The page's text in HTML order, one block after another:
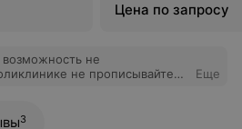
Цена по запросу
возможность не
не прописывайтесь
раз треплют все
за помощью никого
Еще
3